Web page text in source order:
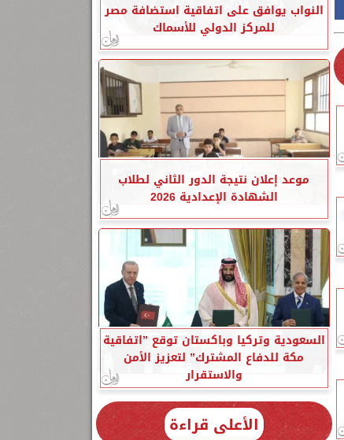
النواب يوافق على اتفاقية استضافة مصر
للمركز الدولي للأسماك
موعد إعلان نتيجة الدور الثاني لطلاب
الشهادة الإعدادية 2026
السعودية وتركيا وباكستان توقع ”اتفاقية
مكة للدفاع المشترك” لتعزيز الأمن
والاستقرار
الأعلى قراءة